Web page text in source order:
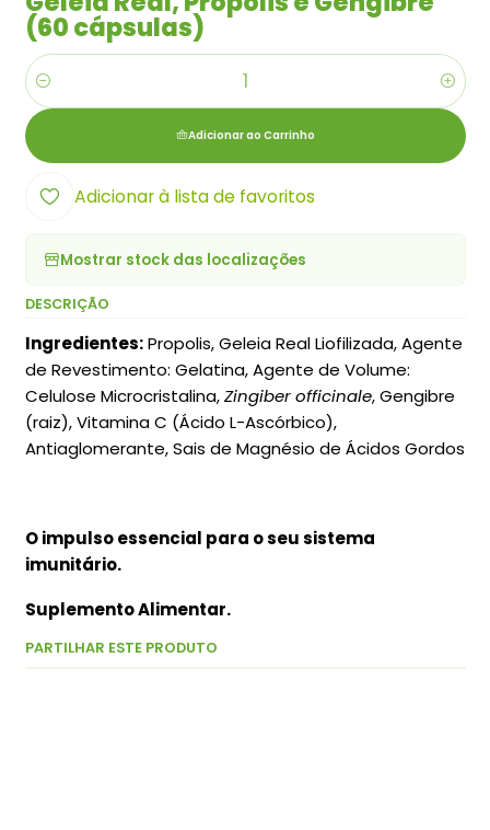
(60 cápsulas)
Quantidade
Adicionar ao Carrinho
Adicionar à lista de favoritos
Mostrar stock das localizações
DESCRIÇÃO
Ingredientes:Propolis, Geleia Real Liofilizada, Agente
de Revestimento: Gelatina, Agente de Volume:
Celulose Microcristalina,Zingiber officinale, Gengibre
(raiz), Vitamina C (Ácido L-Ascórbico),
Antiaglomerante, Sais de Magnésio de Ácidos Gordos
O impulso essencial para o seu sistema
imunitário.
Suplemento Alimentar.
PARTILHAR ESTE PRODUTO